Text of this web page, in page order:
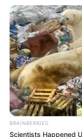
Die Burgen,
der Umgebung von
Hoher Westerwald,
Schlösser in
Deutschland.
außerdem in der
zu finden.
BRAINBERRIES
Scientists Happened